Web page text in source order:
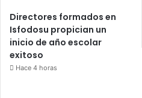
Directores formados en
Isfodosu propician un
inicio de año escolar
exitoso
Hace 4 horas